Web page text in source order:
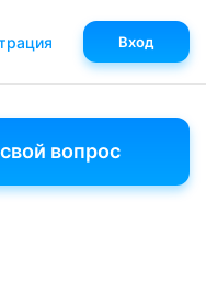
вопрос
Вход